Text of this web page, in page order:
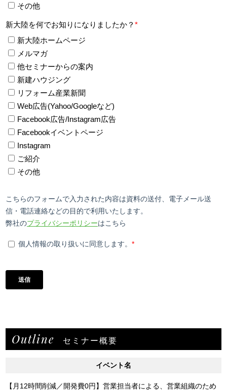
Outline セミナー概要
イベント名
【月12時間削減／開発費0円】営業担当者による、営業組織のため